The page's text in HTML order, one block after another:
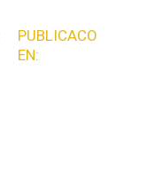
PUBLICACO
EN: